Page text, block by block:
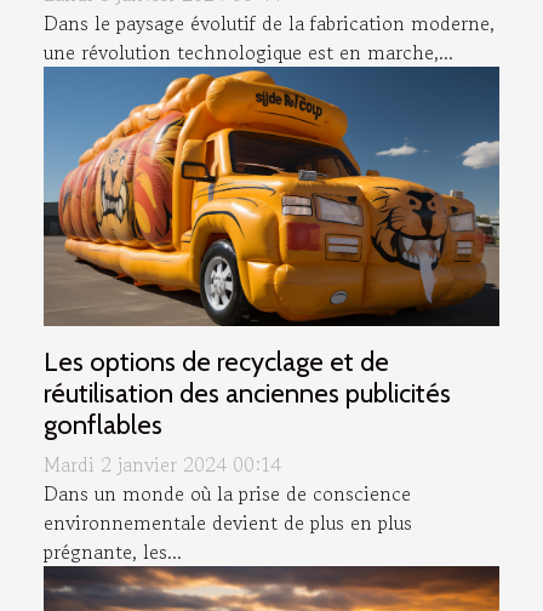
Dans le paysage évolutif de la fabrication moderne,
une révolution technologique est en marche,...
Les options de recyclage et de
réutilisation des anciennes publicités
gonflables
Mardi 2 janvier 2024 00:14
Dans un monde où la prise de conscience
environnementale devient de plus en plus
prégnante, les...